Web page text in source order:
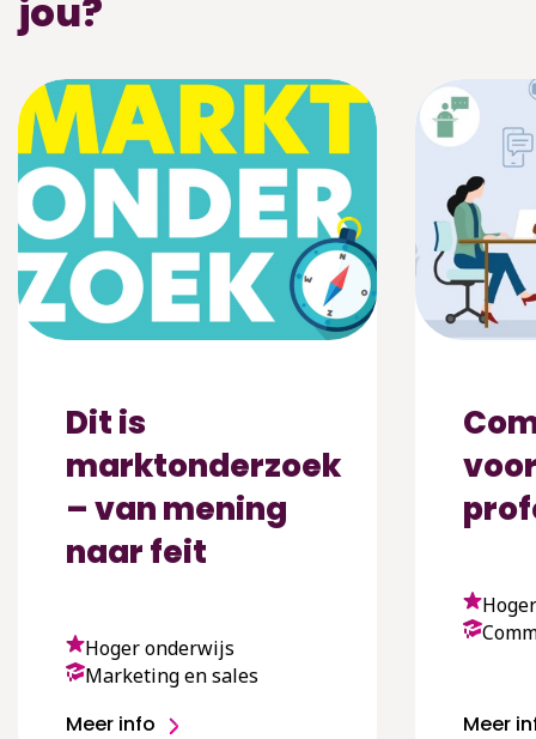
jou?
Dit is
marktonderzoek
– van mening
naar feit
Hoger onderwijs
Marketing en sales
Meer info Meer